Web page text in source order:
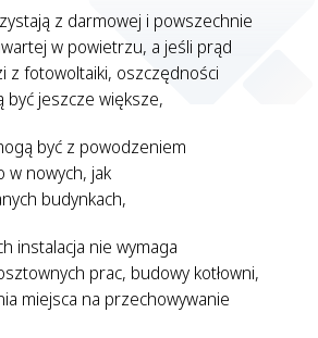
z darmowej i powszechnie
w powietrzu, a jeśli prąd
z fotowoltaiki, oszczędności
jeszcze większe,
być z powodzeniem
w nowych, jak
budynkach,
instalacja nie wymaga
prac, budowy kotłowni,
miejsca na przechowywanie